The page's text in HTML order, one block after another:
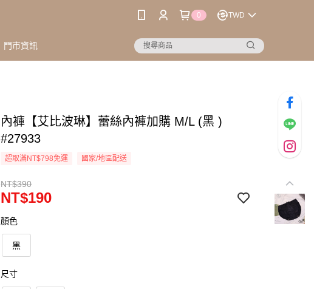
0 TWD
門市資訊
內褲【艾比波琳】蕾絲內褲加購 M/L (黑 )
#27933
超取滿NT$798免運 國家/地區配送
NT$390
NT$190
顏色
黑
尺寸